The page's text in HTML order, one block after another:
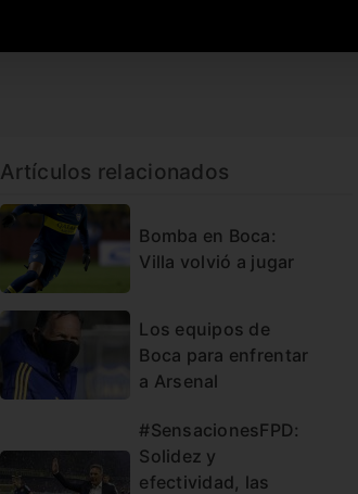
Artículos relacionados
Bomba en Boca:
Villa volvió a jugar
Los equipos de
Boca para enfrentar
a Arsenal
#SensacionesFPD:
Solidez y
efectividad, las